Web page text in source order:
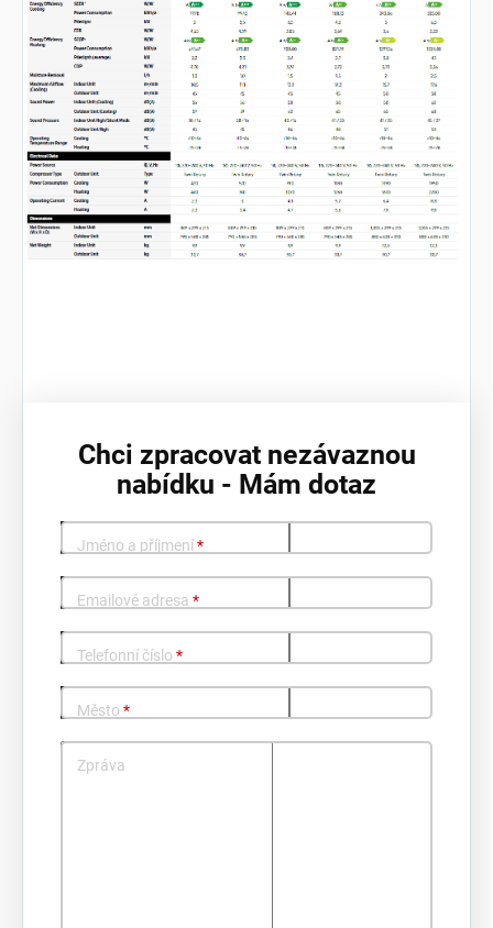
Chci zpracovat nezávaznou
nabídku - Mám dotaz
Jméno a příjmení*
Emailové adresa *
Telefonní číslo *
Město *
Zpráva